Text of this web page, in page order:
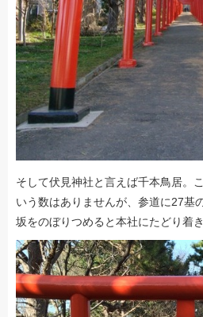
そして伏見神社と言えば千本鳥居。
いう数はありませんが、参道に27基
坂をのぼりつめると本社にたどり着き